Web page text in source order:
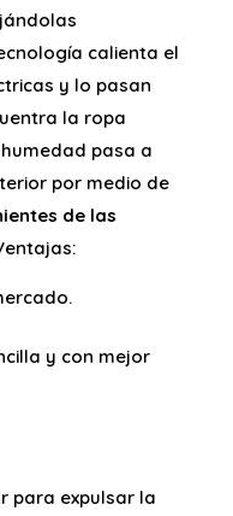
calienta el
y lo pasan
la ropa
pasa a
por medio de
de las
y con mejor
para expulsar la